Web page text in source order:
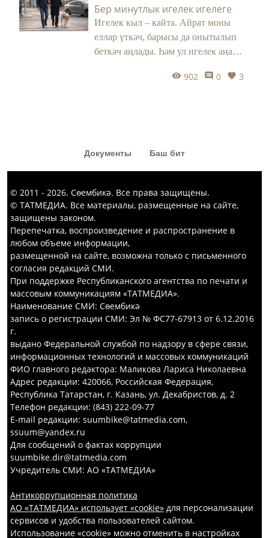
Бер минутлык игелек игелеге
Игелек кыл – кайта. Айрат моны
еллар үткәч, барысы да онытылып
беткәч аңлады. Һәм ул игелек аңа
902 0 3
Документы Баш бит
© 2011 - 2026. Сөембикә. Все права защищены.
© ТАТМЕДИА. Все материалы, размещенные на сайте,
защищены законом.
Перепечатка, воспроизведение и распространение в
любом объеме информации,
размещенной на сайте, возможна только с письменного
согласия редакций СМИ.
При поддержке Республиканского агентства по печати и
массовым коммуникациям «ТАТМЕДИА».
Наименование СМИ: Сөембикә
запись о регистрации СМИ: Эл № ФС77-67913 от 6.12.2016
г.
выдано Федеральной службой по надзору в сфере связи,
информационных технологий и массовых коммуникаций
ФИО главного редактора: Маликова Лариса Николаевна
Адрес редакции: 420066, Российская Федерация,
Республика Татарстан, г. Казань, ул. Декабристов, д. 2
Телефон редакции: (843) 222-09-77
E-mail редакции: suumbike@tatmedia.com,
ssuum@yandex.ru
Для сообщений о фактах коррупции
suumbike.dir@tatmedia.com
Учредитель СМИ: АО «ТАТМЕДИА»
Антикоррупционная политика
АО «ТАТМЕДИА» использует «cookie» для персонализации
сервисов и удобства пользователей сайтом.
Использование «cookie» можно отменить в настройках